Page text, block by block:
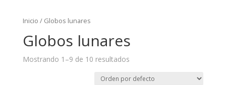
Inicio / Globos lunares
Globos lunares
Mostrando 1–9 de 10 resultados